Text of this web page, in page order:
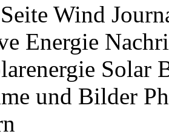
Wind
Energie
Solar
und Bilder